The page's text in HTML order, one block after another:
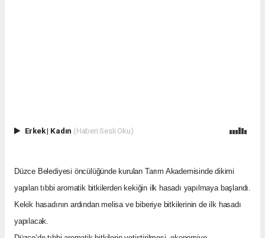
Erkek| Kadın (Haberi Sesli Oku)
Düzce Belediyesi öncülüğünde kurulan Tarım Akademisinde dikimi
yapılan tıbbi aromatik bitkilerden kekiğin ilk hasadı yapılmaya başlandı.
Kekik hasadının ardından melisa ve biberiye bitkilerinin de ilk hasadı
yapılacak.